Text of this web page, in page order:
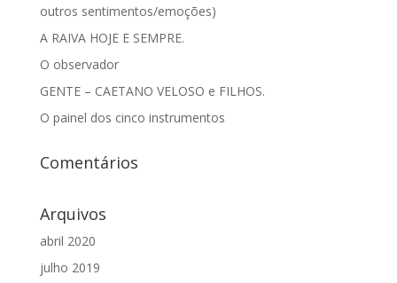
outros sentimentos/emoções)
A RAIVA HOJE E SEMPRE.
O observador
GENTE – CAETANO VELOSO e FILHOS.
O painel dos cinco instrumentos
Comentários
Arquivos
abril 2020
julho 2019